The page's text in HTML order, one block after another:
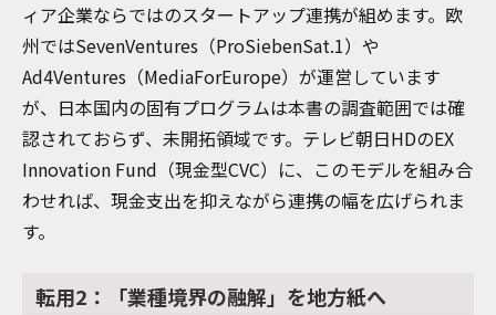
ィア企業ならではのスタートアップ連携が組めます。欧
州ではSevenVentures（ProSiebenSat.1）や
Ad4Ventures（MediaForEurope）が運営しています
が、日本国内の固有プログラムは本書の調査範囲では確
認されておらず、未開拓領域です。テレビ朝日HDのEX
Innovation Fund（現金型CVC）に、このモデルを組み合
わせれば、現金支出を抑えながら連携の幅を広げられま
す。
転用2：「業種境界の融解」を地方紙へ